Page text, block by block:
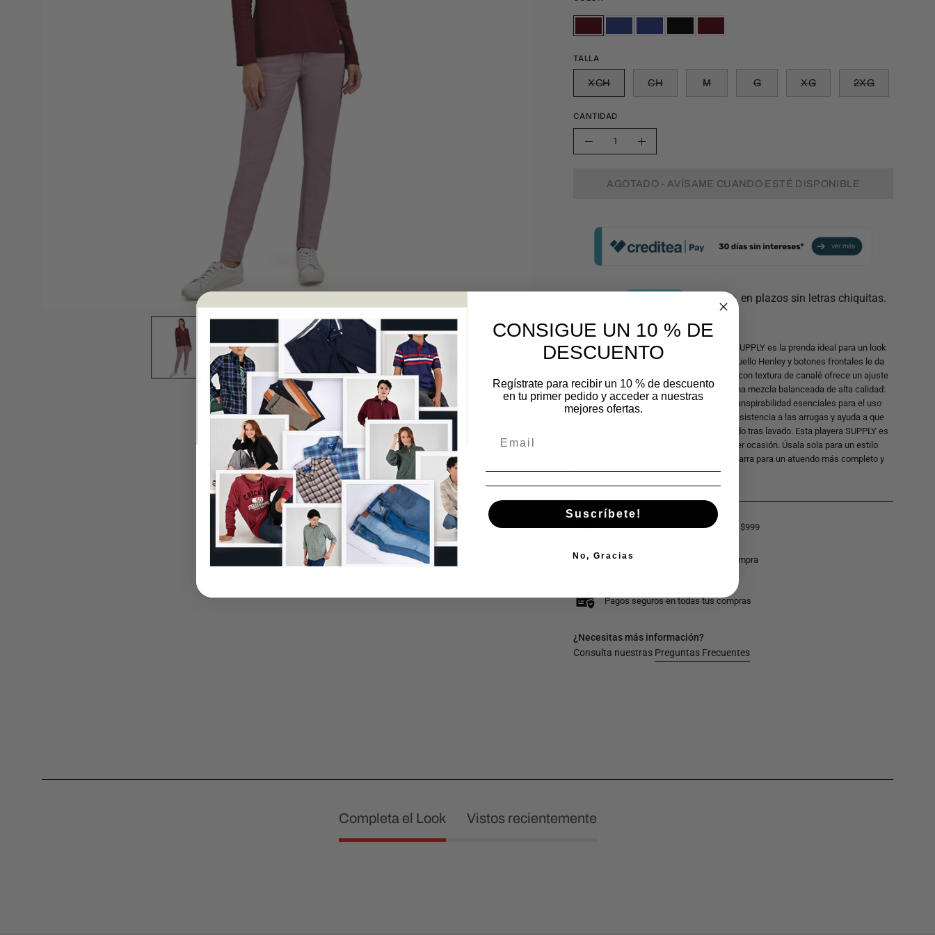
VINO MARINOMARINONEGROVINO
TALLA
XCH CH M G XG 2XG
CANTIDAD
Cantidad
cantidad
Aumentar
cantidad
AGOTADO - AVÍSAME CUANDO ESTÉ DISPONIBLE
Esta playera de manga larga de la marca SUPPLY es la prenda ideal para un look
casual y cómodo. Su diseño clásico con cuello Henley y botones frontales le da
un toque distintivo, mientras que su tejido con textura de canalé ofrece un ajuste
cómodo y moderno. Confeccionada con una mezcla balanceada de alta calidad:
50% Algodón: Proporciona la suavidad y transpirabilidad esenciales para el uso
diario. 50% Poliéster: Aporta durabilidad, resistencia a las arrugas y ayuda a que
la playera mantenga su forma y color lavado tras lavado. Esta playera SUPPLY es
una pieza versátil que se adapta a cualquier ocasión. Úsala sola para un estilo
relajado o como capa base bajo una chamarra para un atuendo más completo y
funcional.
Envío gratis en pedidos mayores a $999
Garantía los primeros 7 días de compra
Pagos seguros en todas tus compras
¿Necesitas más información?
Consulta nuestras Preguntas Frecuentes
Completa el Look Vistos recientemente
CONSIGUE UN 10 % DE
DESCUENTO
Regístrate para recibir un 10 % de descuento
en tu primer pedido y acceder a nuestras
mejores ofertas.
Suscríbete!
No, Gracias